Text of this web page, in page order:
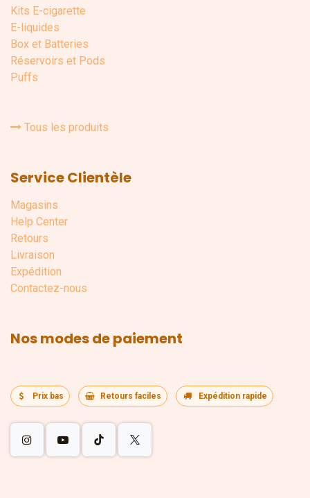
Kits E-cigarette
E-liquides
Box et Batteries
Réservoirs et Pods
Puffs
Tous les produits
Service Clientèle
Magasins
Help Center
Retours
Livraison
Expédition
Contactez-nous
Nos modes de paiement
Prix bas Retours faciles Expédition rapide